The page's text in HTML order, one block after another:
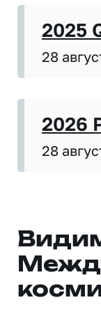
2025
28
2026
28